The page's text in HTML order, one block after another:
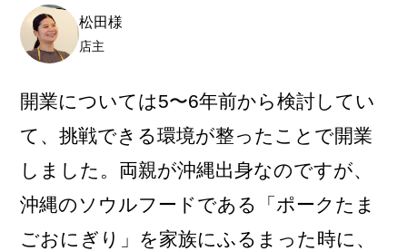
松田様
店主
開業については5〜6年前から検討してい
て、挑戦できる環境が整ったことで開業
しました。両親が沖縄出身なのですが、
沖縄のソウルフードである「ポークたま
ごおにぎり」を家族にふるまった時に、